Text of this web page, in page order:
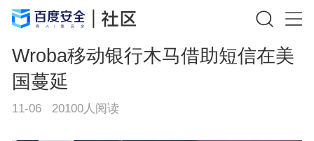
Wroba移动银行木马借助短信在美
国蔓延
11-06 20100人阅读